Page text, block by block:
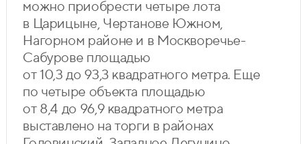
можно приобрести четыре лота
в Царицыне, Чертанове Южном,
Нагорном районе и в Москворечье-
Сабурове площадью
от 10,3 до 93,3 квадратного метра. Еще
по четыре объекта площадью
от 8,4 до 96,9 квадратного метра
выставлено на торги в районах